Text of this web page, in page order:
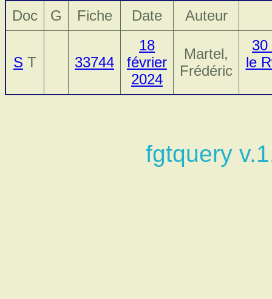
Doc G Fiche Date Auteur
S T 33744
18
février
2024
Martel,
Frédéric
30
le
fgtquery